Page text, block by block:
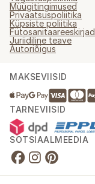
Müügitingimused
Privaatsuspoliitika
Küpsiste poliitika
Fütosanitaareeskirjad
Juriidiline teave
Autoriõigus
MAKSEVIISID
TARNEVIISID
SOTSIAALMEEDIA